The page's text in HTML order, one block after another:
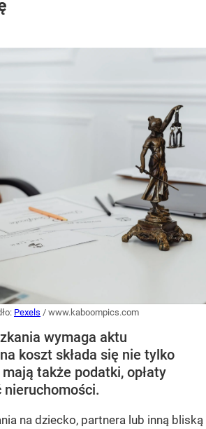
Pexels / www.kaboompics.com
wymaga aktu
koszt składa się nie tylko
także podatki, opłaty
na dziecko, partnera lub inną bliską